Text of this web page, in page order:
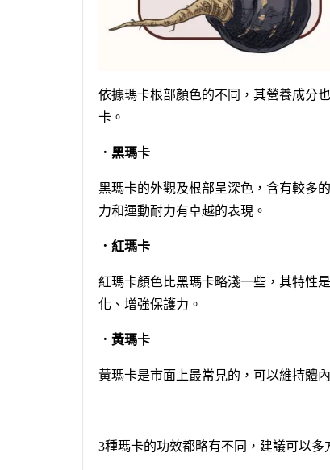
依據瑪卡根部顏色的不同，其營養成分
卡。
．黑瑪卡
黑瑪卡的外觀及根部呈深色，含有較多
力和運動耐力有卓越的表現。
．紅瑪卡
紅瑪卡顏色比黑瑪卡略淺一些，其特性
化、增強保護力。
．黃瑪卡
黃瑪卡是市面上最常見的，可以維持體
3種瑪卡的功效都略有不同，建議可以